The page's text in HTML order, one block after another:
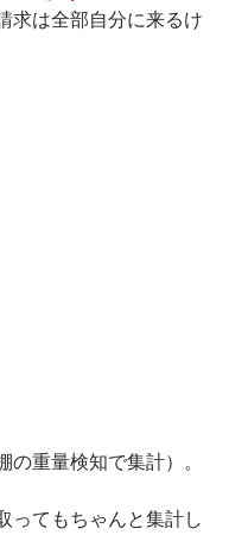
請求は全部自分に来るけ
重量検知で集計）。
ってもちゃんと集計し